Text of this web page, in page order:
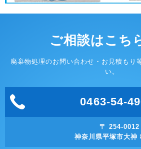
ご相談はこち
廃棄物処理のお問い合わせ・お見積もり
い。
0463-54-
〒 254-0012
神奈川県平塚市大神